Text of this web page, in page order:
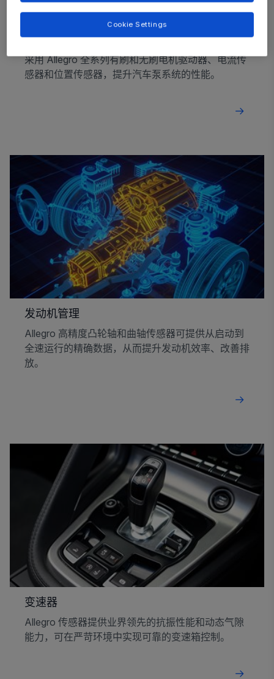
泵系统
采用 Allegro 全系列有刷和无刷电机驱动器、电流传
感器和位置传感器，提升汽车泵系统的性能。
发动机管理
Allegro 高精度凸轮轴和曲轴传感器可提供从启动到
全速运行的精确数据，从而提升发动机效率、改善排
放。
变速器
Allegro 传感器提供业界领先的抗振性能和动态气隙
能力，可在严苛环境中实现可靠的变速箱控制。
Cookie Settings